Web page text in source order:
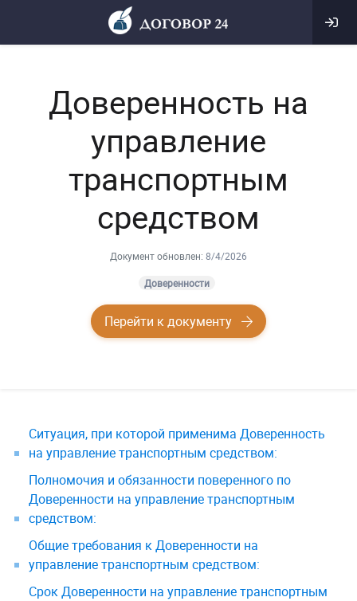
Доверенность на
управление
транспортным
средством
Документ обновлен: 8/4/2026
Доверенности
Перейти к документу
Ситуация, при которой применима Доверенность
на управление транспортным средством: ­ ­
Полномочия и обязанности поверенного по
Доверенности на управление транспортным
средством: ­ ­
Общие требования к Доверенности на
управление транспортным средством: ­ ­
Срок Доверенности на управление транспортным